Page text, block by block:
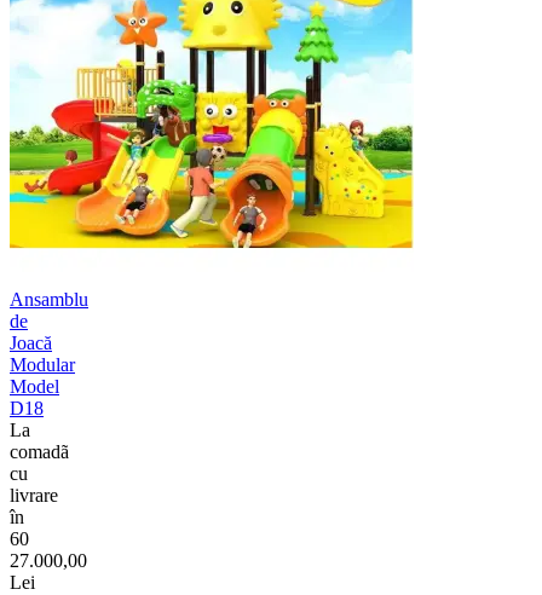
Ansamblu
de
Joacă
Modular
Model
D18
La
comadã
cu
livrare
în
60
27.000,00
Lei